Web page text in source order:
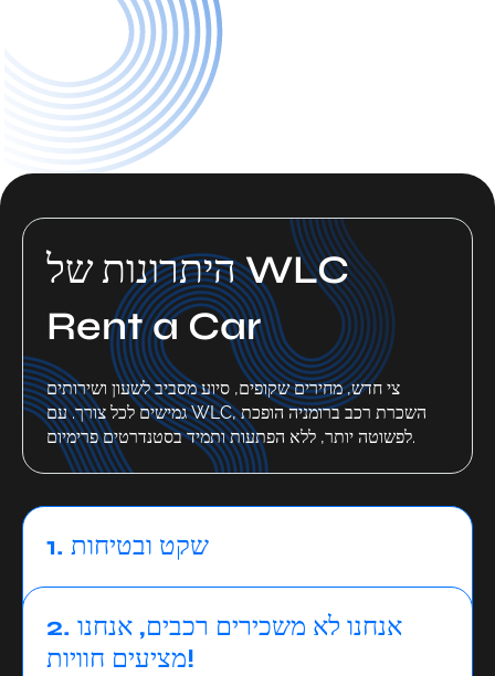
היתרונות של WLC
Rent a Car
צי חדש, מחירים שקופים, סיוע מסביב לשעון ושירותים
גמישים לכל צורך. עם WLC, השכרת רכב ברומניה הופכת
לפשוטה יותר, ללא הפתעות ותמיד בסטנדרטים פרימיום.
1. שקט ובטיחות
2. אנחנו לא משכירים רכבים, אנחנו
מציעים חוויות!